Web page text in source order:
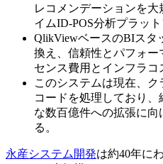
レコメンデーションを
イムID-POS分析プラッ
QlikViewベースのBIスタ
換え、信頼性とパフォー
センス費用とインフラコ
このシステムは現在、
コードを処理しており
な数百億件への拡張に
る。
永産システム開発は約40年に